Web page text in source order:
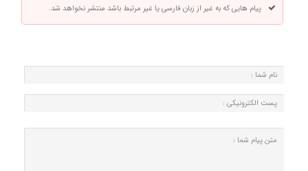
پیام هایی که به غیر از زبان فارسی یا غیر مرتبط باشد منتشر نخواهد شد.